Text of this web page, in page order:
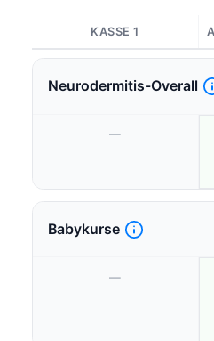
KASSE 1
Neurodermitis-Overall
—
Babykurse
—